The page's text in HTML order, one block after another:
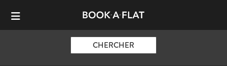
CHERCHER